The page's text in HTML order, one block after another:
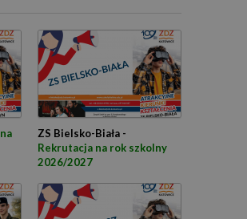
ZS Bielsko-Biała -
Rekrutacja na rok szkolny
2026/2027